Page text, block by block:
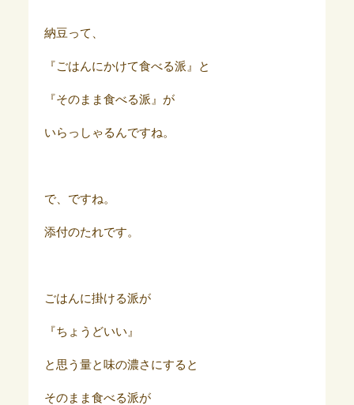
納豆って、
『ごはんにかけて食べる派』と
『そのまま食べる派』が
いらっしゃるんですね。
で、ですね。
添付のたれです。
ごはんに掛ける派が
『ちょうどいい』
と思う量と味の濃さにすると
そのまま食べる派が